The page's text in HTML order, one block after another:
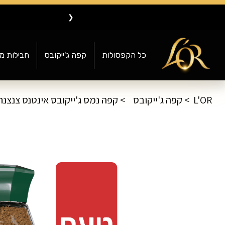
❮
כל הקפסולות קפה ג'ייקובס חבילות
L'OR קפה ג'ייקובס קפה נמס ג'ייקובס אינטנס צנצנת 190